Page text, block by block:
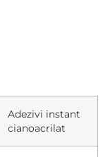
Adezivi instant
cianoacrilat